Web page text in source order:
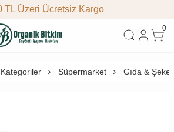
TL Üzeri Ücretsiz Kargo
0
Süpermarket Gıda &